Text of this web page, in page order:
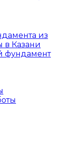
из
в Казани
фундамент